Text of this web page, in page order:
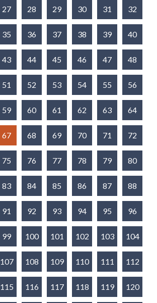
27 28 29 30 31 32
35 36 37 38 39 40
43 44 45 46 47 48
51 52 53 54 55 56
59 60 61 62 63 64
67 68 69 70 71 72
75 76 77 78 79 80
83 84 85 86 87 88
91 92 93 94 95 96
99 100 101 102 103 104
107 108 109 110 111 112
115 116 117 118 119 120